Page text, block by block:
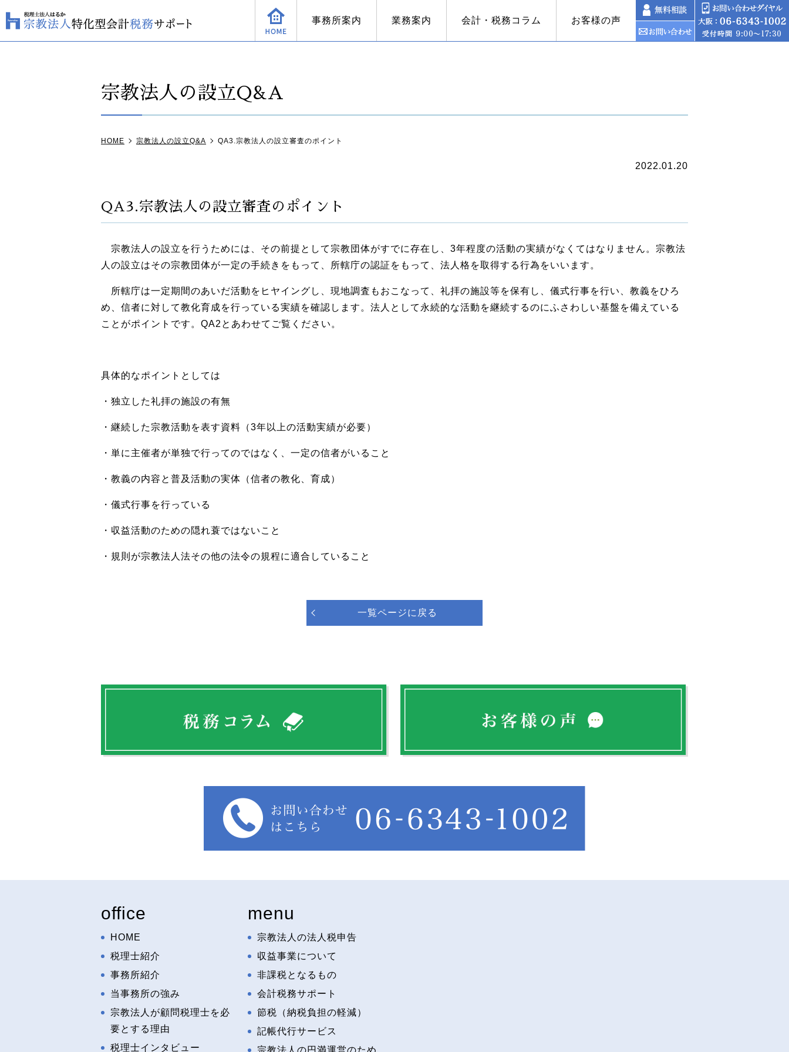
事務所案内
税理士紹介 事務所紹介 当事務所の強み
業務案内
会計税務サポート 節税（納税負担の軽減）
無料相談会・セカンドオピニオン相談
会計・税務コラム
宗教法人の法人税申告 収益事業について
お客様の声
宗教法人の設立Q&A
HOME 宗教法人の設立Q&A QA3.宗教法人の設立審査のポイント
2022.01.20
QA3.宗教法人の設立審査のポイント
宗教法人の設立を行うためには、その前提として宗教団体がすでに存在し、 3年程度の活動の実績がなくてはなりません。宗教法
人の設立はその宗教団体が一定の手続きをもって、所轄庁の認証をもって、法人格を取得する行為をいいます。
所轄庁は一定期間のあいだ活動をヒヤイングし、現地調査もおこなって、礼拝の施設等を保有し、儀式行事を行い、教義をひろ
め、信者に対して教化育成を行っている実績を確認します。法人として永続的な活動を継続するのにふさわしい基盤を備えている
ことがポイントです。QA2とあわせてご覧ください。
具体的なポイントとしては
・独立した礼拝の施設の有無
・継続した宗教活動を表す資料（3年以上の活動実績が必要）
・単に主催者が単独で行ってのではなく、一定の信者がいること
・教義の内容と普及活動の実体（信者の教化、育成）
・儀式行事を行っている
・収益活動のための隠れ蓑ではないこと
・規則が宗教法人法その他の法令の規程に適合していること
一覧ページに戻る
office
HOME
税理士紹介
事務所紹介
当事務所の強み
宗教法人が顧問税理士を必
要とする理由
税理士インタビュー
menu
宗教法人の法人税申告
収益事業について
非課税となるもの
会計税務サポート
節税（納税負担の軽減）
記帳代行サービス
宗教法人の円満運営のため